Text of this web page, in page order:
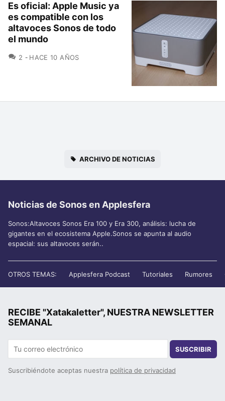
Es oficial: Apple Music ya
es compatible con los
altavoces Sonos de todo
el mundo
2 COMENTARIOS
HACE 10 AÑOS
ARCHIVO DE NOTICIAS
Noticias de Sonos en Applesfera
Sonos:Altavoces Sonos Era 100 y Era 300, análisis: lucha de
gigantes en el ecosistema Apple.Sonos se apunta al audio
espacial: sus altavoces serán..
OTROS TEMAS: Applesfera Podcast Tutoriales Rumores
RECIBE "Xatakaletter", NUESTRA NEWSLETTER
SEMANAL
SUSCRIBIR
Suscribiéndote aceptas nuestra política de privacidad